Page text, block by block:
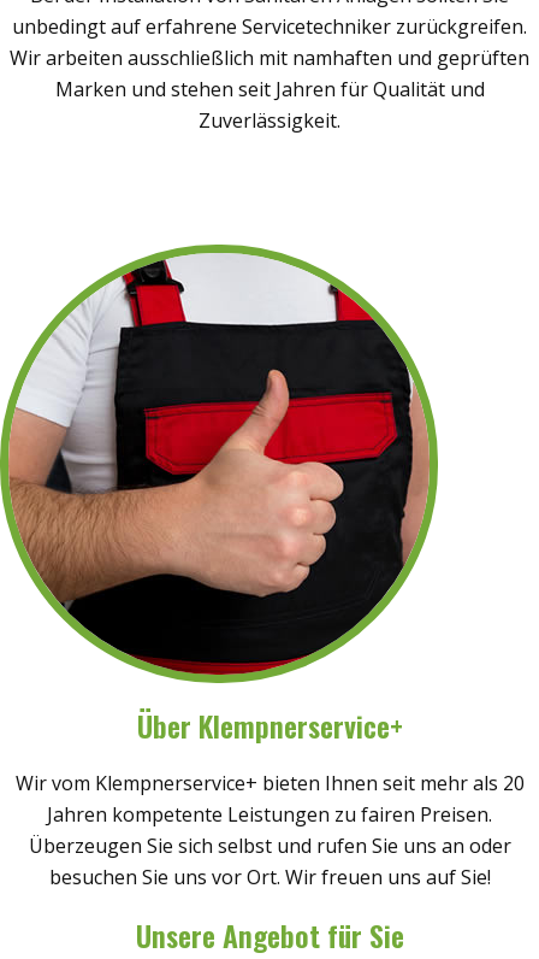
unbedingt auf erfahrene Servicetechniker zurückgreifen.
Wir arbeiten ausschließlich mit namhaften und geprüften
Marken und stehen seit Jahren für Qualität und
Zuverlässigkeit.
Über Klempnerservice+
Wir vom Klempnerservice+ bieten Ihnen seit mehr als 20
Jahren kompetente Leistungen zu fairen Preisen.
Überzeugen Sie sich selbst und rufen Sie uns an oder
besuchen Sie uns vor Ort. Wir freuen uns auf Sie!
Unsere Angebot für Sie